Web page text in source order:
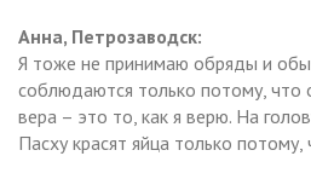
Анна, Петрозаводск:
Я тоже не принимаю обряды и
соблюдаются только потому, что
вера – это то, как я верю. На
Пасху красят яйца только потому,